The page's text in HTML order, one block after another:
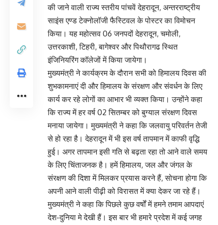
की जाने वाली राज्य स्तरीय पांचवें देहरादून, अन्तरराष्ट्रीय
साइंस एण्ड टेक्नोलॉजी फैस्टिवल के पोस्टर का विमोचन
किया। यह महोत्सव 06 जनपदों देहरादून, चमोली,
उत्तरकाशी, टिहरी, बागेश्वर और पिथौरागढ स्थित
इंजिनियरिंग कॉलेजों में किया जायेगा।
मुख्यमंत्री ने कार्यक्रम के दौरान सभी को हिमालय दिवस की
शुभकामनाएं दी और हिमालय के संरक्षण और संवर्धन के लिए
कार्य कर रहे लोगों का आभार भी व्यक्त किया। उन्होंने कहा
कि राज्य में हर वर्ष 02 सितम्बर को बुग्याल संरक्षण दिवस
मनाया जायेगा। मुख्यमंत्री ने कहा कि जलवायु परिवर्तन तेजी
से हो रहा है। देहरादून में भी इस वर्ष तापमान में काफी वृद्धि
हुई। अगर तापमान इसी गति से बढ़ता रहा तो आने वाले समय
के लिए चिंताजनक है। हमें हिमालय, जल और जंगल के
संरक्षण की दिशा में मिलकर प्रयास करने हैं, सोचना होगा कि
अपनी आने वाली पीढ़ी को विरासत में क्या देकर जा रहे हैं।
मुख्यमंत्री ने कहा कि पिछले कुछ वर्षों में हमने तमाम आपदाएं
देश-दुनिया मे देखी हैं। इस बार भी हमारे प्रदेश में कई जगह